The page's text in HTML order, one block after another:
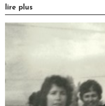
lire plus